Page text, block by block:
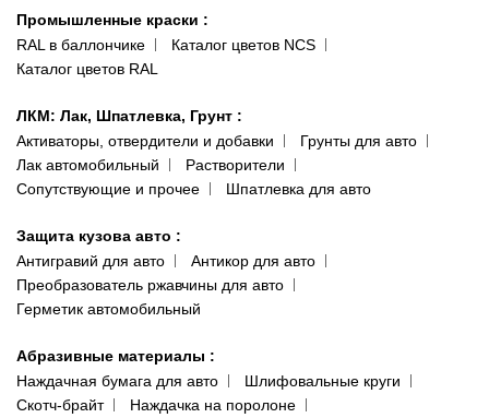
Промышленные краски :
RAL в баллончике
Каталог цветов NCS
Каталог цветов RAL
ЛКМ: Лак, Шпатлевка, Грунт :
Активаторы, отвердители и добавки
Грунты для авто
Лак автомобильный
Растворители
Сопутствующие и прочее
Шпатлевка для авто
Защита кузова авто :
Антигравий для авто
Антикор для авто
Преобразователь ржавчины для авто
Герметик автомобильный
Абразивные материалы :
Наждачная бумага для авто
Шлифовальные круги
Скотч-брайт
Наждачка на поролоне